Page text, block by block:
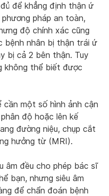
để khẳng định thận ứ
pháp an toàn,
độ chính xác cũng
nhân bị thận trái ứ
bị cả 2 bên thận. Tuy
không thể biết được
một số hình ảnh cận
độ hoặc lên kế
đường niệu, chụp cắt
hưởng từ (MRI).
âm đều cho phép bác sĩ
bạn, nhưng siêu âm
để chẩn đoán bệnh